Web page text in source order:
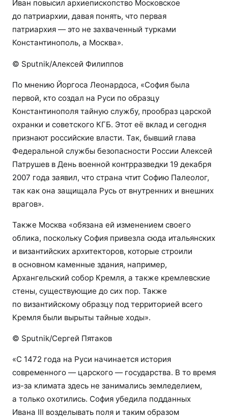
Иван повысил архиепископство Московское
до патриархии, давая понять, что первая
патриархия — это не захваченный турками
Константинополь, а Москва».
© Sputnik/Алексей Филиппов
По мнению Йоргоса Леонардоса, «София была
первой, кто создал на Руси по образцу
Константинополя тайную службу, прообраз царской
охранки и советского КГБ. Этот её вклад и сегодня
признают российские власти. Так, бывший глава
Федеральной службы безопасности России Алексей
Патрушев в День военной контрразведки 19 декабря
2007 года заявил, что страна чтит Софию Палеолог,
так как она защищала Русь от внутренних и внешних
врагов».
Также Москва «обязана ей изменением своего
облика, поскольку София привезла сюда итальянских
и византийских архитекторов, которые строили
в основном каменные здания, например,
Архангельский собор Кремля, а также кремлевские
стены, существующие до сих пор. Также
по византийскому образцу под территорией всего
Кремля были вырыты тайные ходы».
© Sputnik/Сергей Пятаков
«С 1472 года на Руси начинается история
современного — царского — государства. В то время
из-за климата здесь не занимались земледелием,
а только охотились. София убедила подданных
Ивана III возделывать поля и таким образом